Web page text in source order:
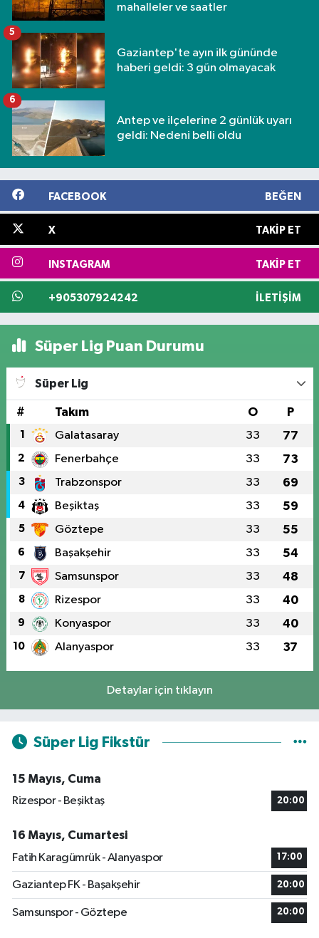
mahalleler ve saatler
Gaziantep'te ayın ilk gününde
haberi geldi: 3 gün olmayacak
5
Antep ve ilçelerine 2 günlük uyarı
geldi: Nedeni belli oldu
6
FACEBOOK BEĞEN
X TAKIP ET
INSTAGRAM TAKIP ET
+905307924242 İLETIŞIM
Süper Lig Puan Durumu
Süper Lig
# Takım O P
1 Galatasaray 33 77
2 Fenerbahçe 33 73
3 Trabzonspor 33 69
4 Beşiktaş 33 59
5 Göztepe 33 55
6 Başakşehir 33 54
7 Samsunspor 33 48
8 Rizespor 33 40
9 Konyaspor 33 40
10 Alanyaspor 33 37
Detaylar için tıklayın
Süper Lig Fikstür
15 Mayıs, Cuma
Rizespor - Beşiktaş
20:00
16 Mayıs, Cumartesi
Fatih Karagümrük - Alanyaspor
17:00
Gaziantep FK - Başakşehir 20:00
Samsunspor - Göztepe 20:00